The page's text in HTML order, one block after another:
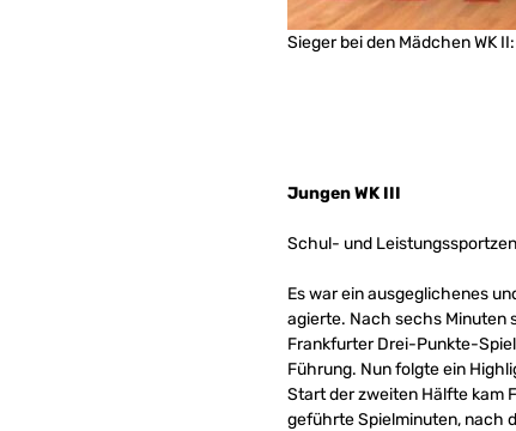
Sieger bei den Mädchen WK
Jungen WK III
Schul- und
Es war ein ausgeglichenes
agierte. Nach sechs Minuten
Frankfurter Drei-Punkte-
Führung. Nun folgte ein
Start der zweiten Hälfte kam
geführte Spielminuten, nach